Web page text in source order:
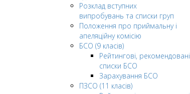
Розклад вступних
випробувань та списки груп
Положення про приймальну і
апеляційну комісію
БСО (9 класів)
Рейтингові, рекомендовані
списки БСО
Зарахування БСО
ПЗСО (11 класів)